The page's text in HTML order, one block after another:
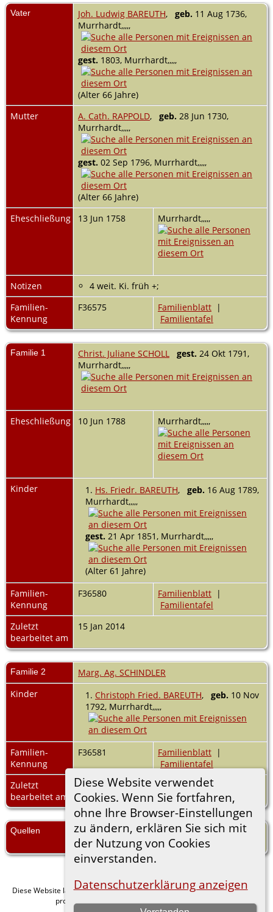
Diese Website verwendet
Cookies. Wenn Sie fortfahren,
ohne Ihre Browser-Einstellungen
zu ändern, erklären Sie sich mit
der Nutzung von Cookies
einverstanden.
Datenschutzerklärung anzeigen
Vater Joh. Ludwig BAREUTH, geb. 11 Aug 1736,
Murrhardt,,,,,
gest. 1803, Murrhardt,,,,,
(Alter 66 Jahre)
Mutter
A. Cath. RAPPOLD, geb. 28 Jun 1730,
Murrhardt,,,,,
gest. 02 Sep 1796, Murrhardt,,,,,
(Alter 66 Jahre)
Eheschließung
13 Jun 1758 Murrhardt,,,,,
Notizen
4 weit. Ki. früh +;
Familien-
Kennung
F36575 Familienblatt |
Familientafel
Familie 1 Christ. Juliane SCHOLL gest. 24 Okt 1791,
Murrhardt,,,,,
Eheschließung 10 Jun 1788 Murrhardt,,,,,
Kinder 1. Hs. Friedr. BAREUTH, geb. 16 Aug 1789,
Murrhardt,,,,,
gest. 21 Apr 1851, Murrhardt,,,,,
(Alter 61 Jahre)
Familien-
Kennung
F36580 Familienblatt |
Familientafel
Zuletzt
bearbeitet am
15 Jan 2014
Familie 2
Marg. Ag. SCHINDLER
Kinder
1. Christoph Fried. BAREUTH, geb. 10 Nov
1792, Murrhardt,,,,,
Familien-
Kennung
F36581 Familienblatt |
Familientafel
Zuletzt
bearbeitet am
15 Jan 2014
Quellen [S109] Heinz Müller, Hochberg, Müller,
U&H 4.
Diese Website läuft mitThe Next Generation of Genealogy Sitebuildingv. 15.0.1,
programmiert von Darrin Lythgoe © 2001-2026.